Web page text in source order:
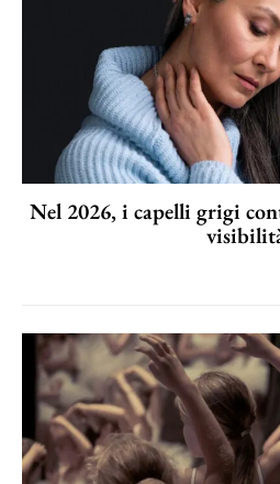
Nel 2026, i capelli grigi